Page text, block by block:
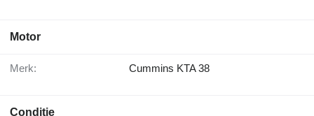
Motor
Merk: Cummins KTA 38
Conditie